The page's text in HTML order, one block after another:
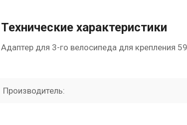
Технические характеристики
Адаптер для 3-го велосипеда для крепления
Производитель: